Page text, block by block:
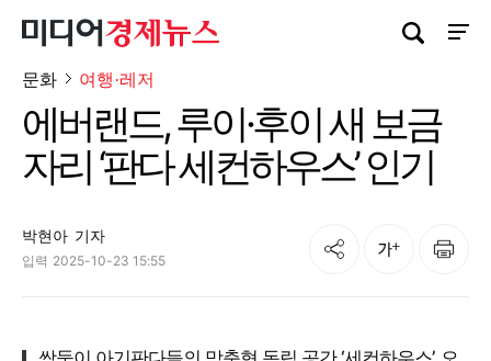
사이
검색창 열기
문화 여행·레저
에버랜드, 루이·후이 새 보금
자리 ‘판다 세컨하우스’ 인기
박현아 기자
입력 2025-10-23 15:55
공유 글자크기 인쇄